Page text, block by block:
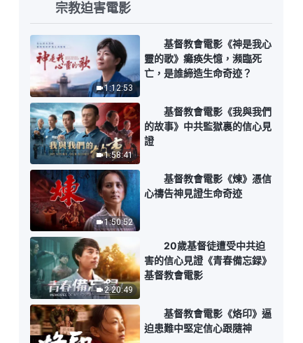
宗教迫害電影
1:12:53
基督教會電影《神是我心
靈的歌》癱痪失憶，瀕臨死
亡，是誰締造生命奇迹？
1:58:41
基督教會電影《我與我們
的故事》中共監獄裏的信心見
證
1:50:52
基督教會電影《煉》憑信
心禱告神見證生命奇迹
2:20:49
20歲基督徒遭受中共迫
害的信心見證《青春備忘録》
基督教會電影
基督教會電影《烙印》逼
迫患難中堅定信心跟隨神